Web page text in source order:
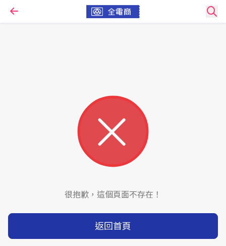
很抱歉，這個頁面不存在！
返回首頁